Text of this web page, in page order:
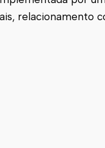
relacionamento